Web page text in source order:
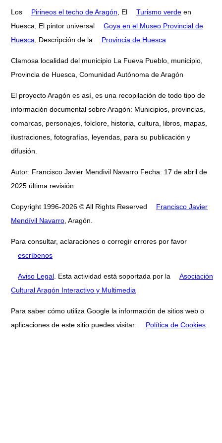
Los Pirineos el techo de Aragón, El Turismo verde en
Huesca, El pintor universal
Goya en el Museo Provincial de
Huesca, Descripción de la Provincia de Huesca
Clamosa localidad del municipio La Fueva Pueblo, municipio,
Provincia de Huesca, Comunidad Autónoma de Aragón
El proyecto Aragón es así, es una recopilación de todo tipo de
información documental sobre Aragón: Municipios, provincias,
comarcas, personajes, folclore, historia, cultura, libros, mapas,
ilustraciones, fotografías, leyendas, para su publicación y
difusión.
Autor: Francisco Javier Mendivil Navarro Fecha: 17 de abril de
2025 última revisión
Copyright 1996-2026 © All Rights Reserved
Francisco Javier
Mendívil Navarro, Aragón.
Para consultar, aclaraciones o corregir errores por favor
escríbenos
Aviso Legal. Esta actividad está soportada por la
Asociación
Cultural Aragón Interactivo y Multimedia
Para saber cómo utiliza Google la información de sitios web o
aplicaciones de este sitio puedes visitar:
Política de Cookies.